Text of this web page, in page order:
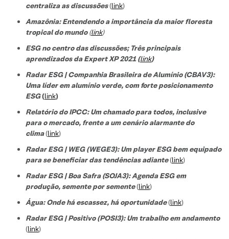
centraliza as discussões(link)
Amazônia: Entendendo a importância da maior floresta
tropical do mundo (link)
ESG no centro das discussões; Três principais
aprendizados da Expert XP 2021 (link)
Radar ESG | Companhia Brasileira de Alumínio (CBAV3):
Uma líder em alumínio verde, com forte posicionamento
ESG(link)
Relatório do IPCC: Um chamado para todos, inclusive
para o mercado, frente a um cenário alarmante do
clima(link)
Radar ESG | WEG (WEGE3): Um player ESG bem equipado
para se beneficiar das tendências adiante(link)
Radar ESG | Boa Safra (SOJA3): Agenda ESG em
produção, semente por semente(link)
Água: Onde há escassez, há oportunidade(link)
Radar ESG | Positivo (POSI3): Um trabalho em andamento
(link)